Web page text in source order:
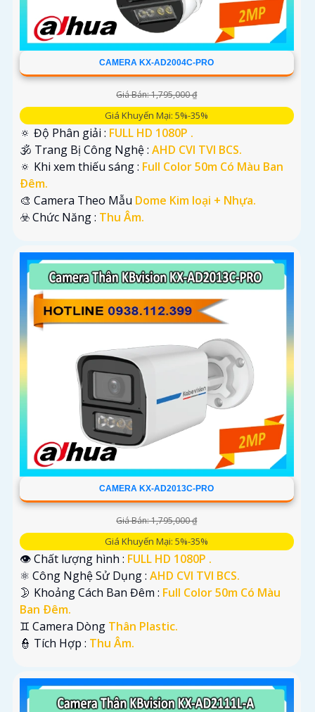
CAMERA KX-AD2004C-PRO
Giá Bán: 1,795,000 ₫
Giá Khuyến Mại: 5%-35%
🔅 Độ Phân giải : FULL HD 1080P .
🕉️ Trang Bị Công Nghệ : AHD CVI TVI BCS.
🔅 Khi xem thiếu sáng : Full Color 50m Có Màu Ban
Ðêm.
🎨 Camera Theo Mẫu Dome Kim loại + Nhựa.
️☣️ Chức Năng : Thu Âm.
CAMERA KX-AD2013C-PRO
Giá Bán: 1,795,000 ₫
Giá Khuyến Mại: 5%-35%
👁 Chất lượng hình : FULL HD 1080P .
⚛️ Công Nghệ Sử Dụng : AHD CVI TVI BCS.
🌛 Khoảng Cách Ban Đêm : Full Color 50m Có Màu
Ban Ðêm.
♊ Camera Dòng Thân Plastic.
️👮 Tích Hợp : Thu Âm.